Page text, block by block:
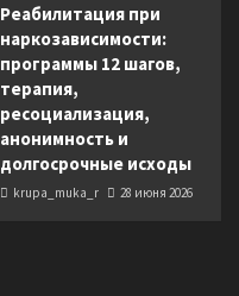
Реабилитация при
наркозависимости:
программы 12 шагов,
терапия,
ресоциализация,
анонимность и
долгосрочные исходы
krupa_muka_r 28 июня 2026